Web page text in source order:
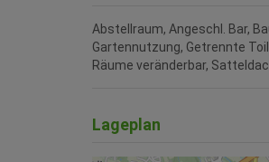
Abstellraum Angeschl. Bar
Gartennutzung Getrennte
Räume veränderbar
Lageplan